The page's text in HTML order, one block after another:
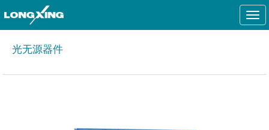
光无源器件